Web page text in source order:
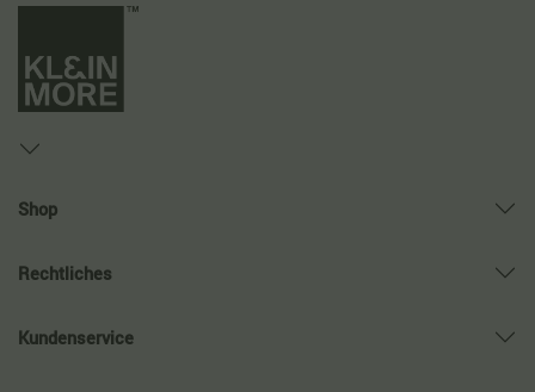
Shop
Rechtliches
Kundenservice